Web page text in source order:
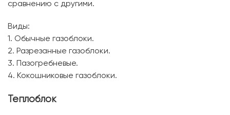
сравнению с другими.
Виды:
1. Обычные газоблоки.
2. Разрезанные газоблоки.
3. Пазогребневые.
4. Кокошниковые газоблоки.
Теплоблок